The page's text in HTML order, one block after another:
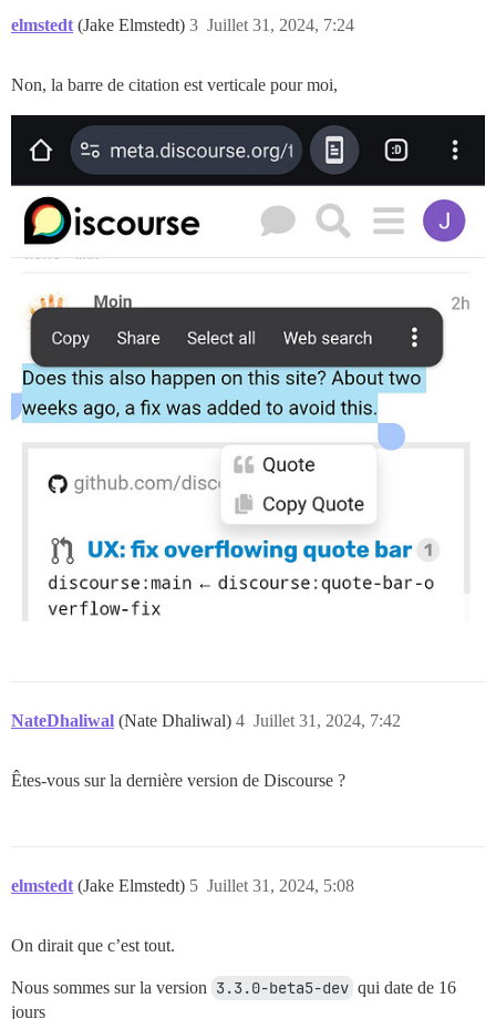
elmstedt (Jake Elmstedt) Juillet 31, 2024, 7:24
3
Non, la barre de citation est verticale pour moi,
NateDhaliwal (Nate Dhaliwal) Juillet 31, 2024, 7:42
4
Êtes-vous sur la dernière version de Discourse ?
elmstedt (Jake Elmstedt) Juillet 31, 2024, 5:08
5
On dirait que c’est tout.
Nous sommes sur la version 3.3.0-beta5-dev qui date de 16
jours